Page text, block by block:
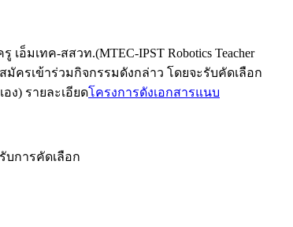
เทค-สสวท.(MTEC-IPST Robotics Teacher
ครเข้าร่วมกิจกรรมดังกล่าว โดยจะรับคัดเลือก
ง) รายละเอียดโครงการดังเอกสารแนบ
บการคัดเลือก